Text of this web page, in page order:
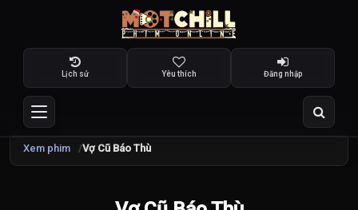
Lịch sử Yêu thích Đăng nhập
Xem phim Vợ Cũ Báo Thù